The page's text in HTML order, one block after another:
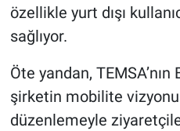
özellikle yurt dışı
sağlıyor.
Öte yandan,
şirketin mobilite
düzenlemeyle